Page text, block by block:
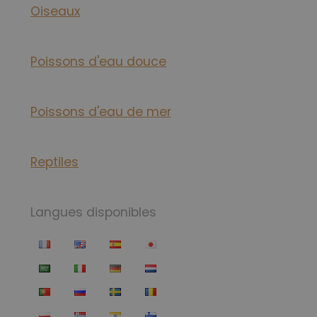
Oiseaux
Poissons d'eau douce
Poissons d'eau de mer
Reptiles
Langues disponibles